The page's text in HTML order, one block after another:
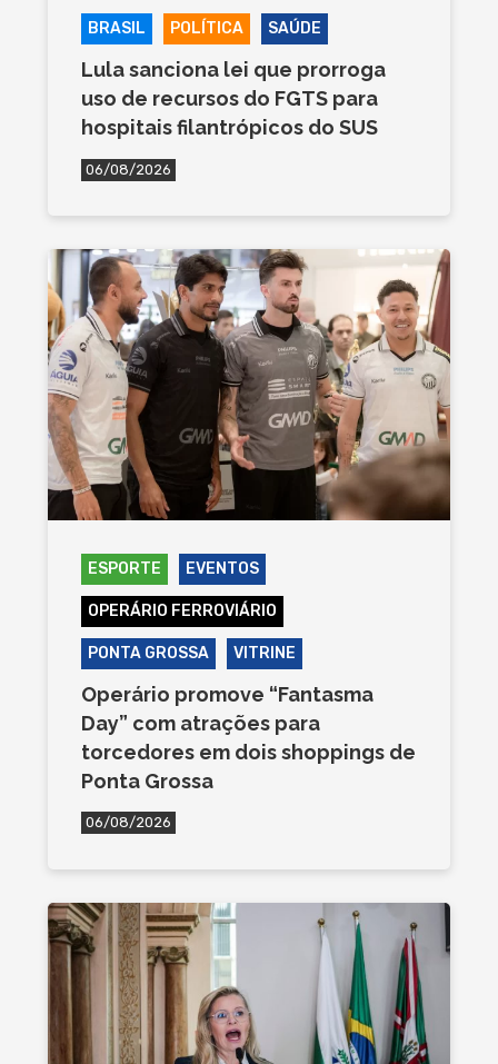
BRASIL POLÍTICA SAÚDE
Lula sanciona lei que prorroga
uso de recursos do FGTS para
hospitais filantrópicos do SUS
06/08/2026
ESPORTE EVENTOS
OPERÁRIO FERROVIÁRIO
PONTA GROSSA VITRINE
Operário promove “Fantasma
Day” com atrações para
torcedores em dois shoppings de
Ponta Grossa
06/08/2026